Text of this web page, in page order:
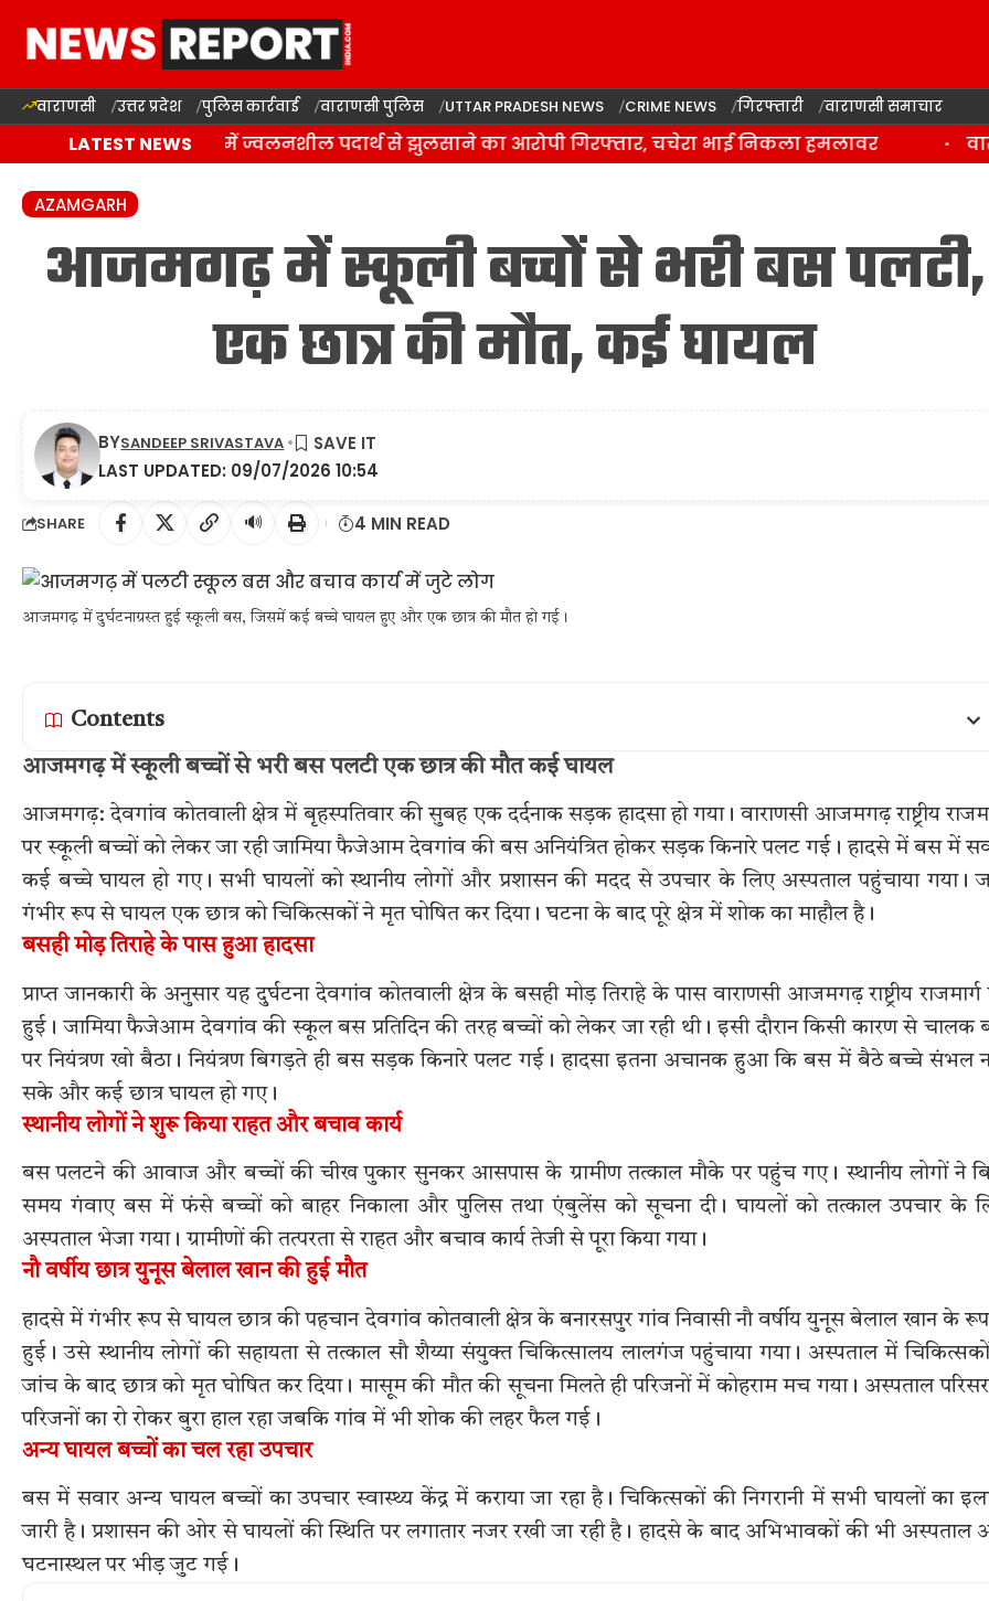
वाराणसी उत्तर प्रदेश पुलिस कार्रवाई वाराणसी पुलिस UTTAR PRADESH NEWS CRIME NEWS गिरफ्तारी वाराणसी समाचार
LATEST NEWS
वाराणसी: राजातालाब में ज्वलनशील पदार्थ से झुलसाने का आरोपी गिरफ्तार, चचेरा भाई निकला हमलावर
AZAMGARH
आजमगढ़ में स्कूली बच्चों से भरी बस पलटी,
एक छात्र की मौत, कई घायल
LAST UPDATED: 09/07/2026 10:54
BYSANDEEP SRIVASTAVA
SHARE 🔊 4 MIN READ
आजमगढ़ में दुर्घटनाग्रस्त हुई स्कूली बस, जिसमें कई बच्चे घायल हुए और एक छात्र की मौत हो गई।
Contents
आजमगढ़ में स्कूली बच्चों से भरी बस पलटी एक छात्र की मौत कई घायल
आजमगढ़: देवगांव कोतवाली क्षेत्र में बृहस्पतिवार की सुबह एक दर्दनाक सड़क हादसा हो गया। वाराणसी आजमगढ़ राष्ट्रीय
पर स्कूली बच्चों को लेकर जा रही जामिया फैजेआम देवगांव की बस अनियंत्रित होकर सड़क किनारे पलट गई। हादसे में बस में
कई बच्चे घायल हो गए। सभी घायलों को स्थानीय लोगों और प्रशासन की मदद से उपचार के लिए अस्पताल पहुंचाया गया।
गंभीर रूप से घायल एक छात्र को चिकित्सकों ने मृत घोषित कर दिया। घटना के बाद पूरे क्षेत्र में शोक का माहौल है।
बसही मोड़ तिराहे के पास हुआ हादसा
प्राप्त जानकारी के अनुसार यह दुर्घटना देवगांव कोतवाली क्षेत्र के बसही मोड़ तिराहे के पास वाराणसी आजमगढ़ राष्ट्रीय राजमार्ग
हुई। जामिया फैजेआम देवगांव की स्कूल बस प्रतिदिन की तरह बच्चों को लेकर जा रही थी। इसी दौरान किसी कारण से चालक
पर नियंत्रण खो बैठा। नियंत्रण बिगड़ते ही बस सड़क किनारे पलट गई। हादसा इतना अचानक हुआ कि बस में बैठे बच्चे संभल
सके और कई छात्र घायल हो गए।
स्थानीय लोगों ने शुरू किया राहत और बचाव कार्य
बस पलटने की आवाज और बच्चों की चीख पुकार सुनकर आसपास के ग्रामीण तत्काल मौके पर पहुंच गए। स्थानीय लोगों ने
समय गंवाए बस में फंसे बच्चों को बाहर निकाला और पुलिस तथा एंबुलेंस को सूचना दी। घायलों को तत्काल उपचार के
अस्पताल भेजा गया। ग्रामीणों की तत्परता से राहत और बचाव कार्य तेजी से पूरा किया गया।
नौ वर्षीय छात्र युनूस बेलाल खान की हुई मौत
हादसे में गंभीर रूप से घायल छात्र की पहचान देवगांव कोतवाली क्षेत्र के बनारसपुर गांव निवासी नौ वर्षीय युनूस बेलाल खान के
हुई। उसे स्थानीय लोगों की सहायता से तत्काल सौ शैय्या संयुक्त चिकित्सालय लालगंज पहुंचाया गया। अस्पताल में
जांच के बाद छात्र को मृत घोषित कर दिया। मासूम की मौत की सूचना मिलते ही परिजनों में कोहराम मच गया। अस्पताल
परिजनों का रो रोकर बुरा हाल रहा जबकि गांव में भी शोक की लहर फैल गई।
अन्य घायल बच्चों का चल रहा उपचार
बस में सवार अन्य घायल बच्चों का उपचार स्वास्थ्य केंद्र में कराया जा रहा है। चिकित्सकों की निगरानी में सभी घायलों का
जारी है। प्रशासन की ओर से घायलों की स्थिति पर लगातार नजर रखी जा रही है। हादसे के बाद अभिभावकों की भी अस्पताल
घटनास्थल पर भीड़ जुट गई।